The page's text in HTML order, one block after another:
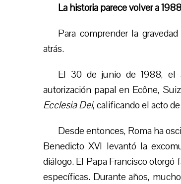
La historia parece volver a 1988
Para comprender la
atrás.
El 30 de junio de 1988, el
autorización papal en Ecône,
Ecclesia Dei, calificando el acto
Desde entonces, Roma ha
Benedicto XVI levantó la
diálogo. El Papa Francisco
específicas. Durante años,